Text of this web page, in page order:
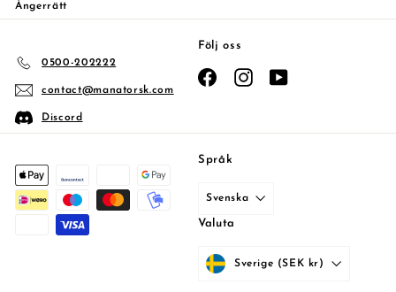
Ångerrätt
0500-202222
contact@manatorsk.com
Discord
Följ oss
FacebookInstagram
Språk
Svenska
Valuta
Sverige (SEK kr)